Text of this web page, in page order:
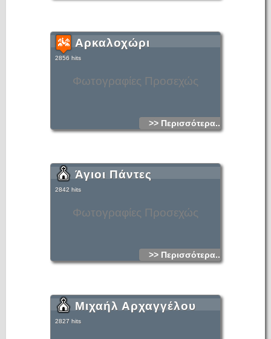
Φωτογραφίες Προσεχώς
Αρκαλοχώρι
2856 hits
>> Περισσότερα...
Φωτογραφίες Προσεχώς
Άγιοι Πάντες
2842 hits
>> Περισσότερα...
Μιχαήλ Αρχαγγέλου
2827 hits